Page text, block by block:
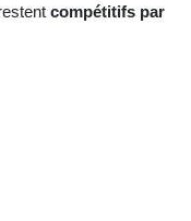
compétitifs par